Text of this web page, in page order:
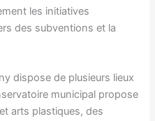
les initiatives
des subventions et la
dispose de plusieurs lieux
municipal propose
arts plastiques, des